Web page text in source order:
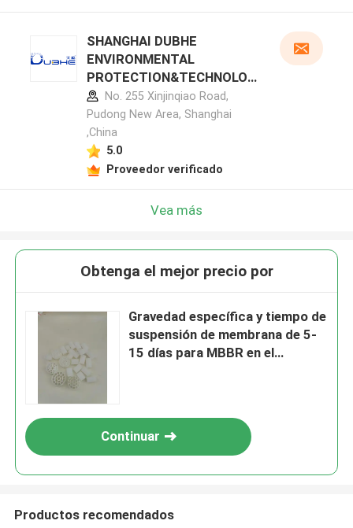
SHANGHAI DUBHE
ENVIRONMENTAL
PROTECTION&TECHNOLOG
Y CO.,LTD perfil del
fabricante
No. 255 Xinjinqiao Road,
Pudong New Area, Shanghai
,China
5.0
Proveedor verificado
Vea más
Obtenga el mejor precio por
Gravedad específica y tiempo de
suspensión de membrana de 5-
15 días para MBBR en el
Continuar
Productos recomendados